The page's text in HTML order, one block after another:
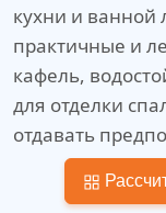
кухни и
практичные и
кафель,
для отделки
отдавать
и безопасным
натуральные